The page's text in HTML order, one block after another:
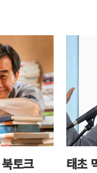
토크
태초